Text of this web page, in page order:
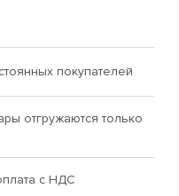
покупателей
отгружаются только
с НДС